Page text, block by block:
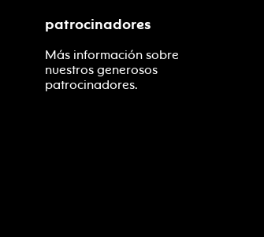
patrocinadores
Más información sobre
nuestros generosos
patrocinadores.